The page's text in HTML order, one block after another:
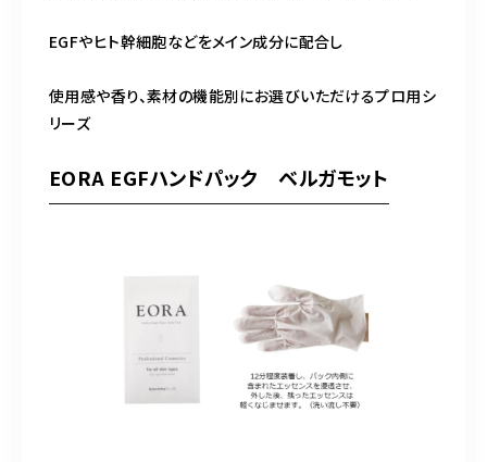
EGFやヒト幹細胞などをメイン成分に配合し
使用感や香り、素材の機能別にお選びいただけるプロ用シ
リーズ
EORA EGFハンドパック ベルガモット